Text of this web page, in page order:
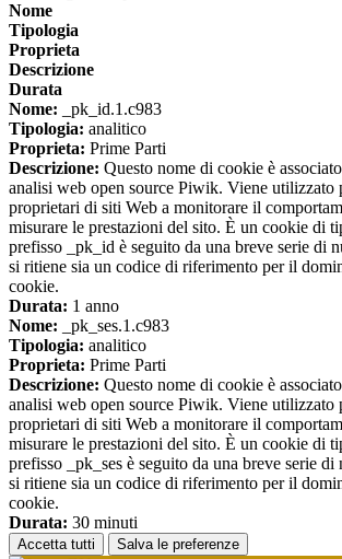
Nome
Tipologia
Proprieta
Descrizione
Durata
Nome: _pk_id.1.c983
Tipologia: analitico
Proprieta: Prime Parti
Descrizione: Questo nome di cookie è
analisi web open source Piwik. Viene utilizzato
proprietari di siti Web a monitorare il
misurare le prestazioni del sito. È un cookie di
prefisso _pk_id è seguito da una breve serie di
si ritiene sia un codice di riferimento per il
cookie.
Durata: 1 anno
Nome: _pk_ses.1.c983
Tipologia: analitico
Proprieta: Prime Parti
Descrizione: Questo nome di cookie è
analisi web open source Piwik. Viene utilizzato
proprietari di siti Web a monitorare il
misurare le prestazioni del sito. È un cookie di
prefisso _pk_ses è seguito da una breve serie di
si ritiene sia un codice di riferimento per il
cookie.
Durata: 30 minuti
Accetta tutti Salva le preferenze